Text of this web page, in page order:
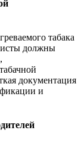
табака
должны
документация
и